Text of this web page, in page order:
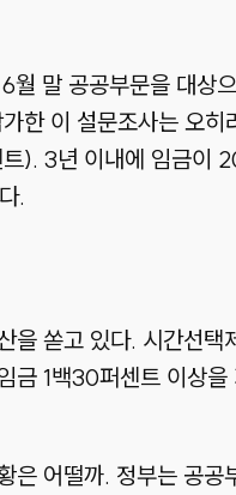
말 공공부문을 대
한 이 설문조사는 오
). 3년 이내에 임금이
.
을 쏟고 있다. 시간선
금 1백30퍼센트 이상
어떨까. 정부는 공